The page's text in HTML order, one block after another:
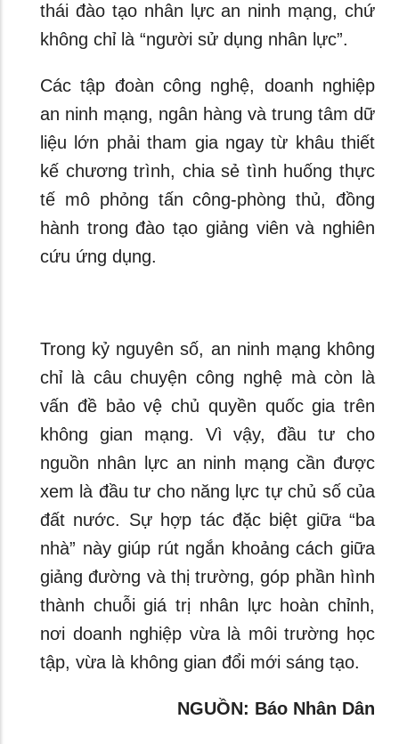
thái đào tạo nhân lực an ninh mạng, chứ
không chỉ là “người sử dụng nhân lực”.
Các tập đoàn công nghệ, doanh nghiệp
an ninh mạng, ngân hàng và trung tâm dữ
liệu lớn phải tham gia ngay từ khâu thiết
kế chương trình, chia sẻ tình huống thực
tế mô phỏng tấn công-phòng thủ, đồng
hành trong đào tạo giảng viên và nghiên
cứu ứng dụng.
Trong kỷ nguyên số, an ninh mạng không
chỉ là câu chuyện công nghệ mà còn là
vấn đề bảo vệ chủ quyền quốc gia trên
không gian mạng. Vì vậy, đầu tư cho
nguồn nhân lực an ninh mạng cần được
xem là đầu tư cho năng lực tự chủ số của
đất nước. Sự hợp tác đặc biệt giữa “ba
nhà” này giúp rút ngắn khoảng cách giữa
giảng đường và thị trường, góp phần hình
thành chuỗi giá trị nhân lực hoàn chỉnh,
nơi doanh nghiệp vừa là môi trường học
tập, vừa là không gian đổi mới sáng tạo.
NGUỒN: Báo Nhân Dân